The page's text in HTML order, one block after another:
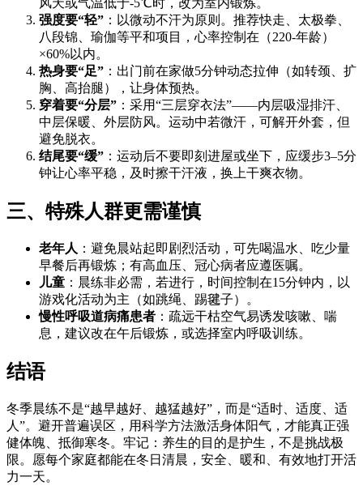
风天或气温低于-5℃时，改为室内锻炼。
强度要“轻” ：以微动不汗为原则。推荐快走、太极拳、
八段锦、瑜伽等平和项目，心率控制在（220-年龄）
×60%以内。
热身要“足” ：出门前在家做5分钟动态拉伸（如转颈、扩
胸、高抬腿），让身体预热。
穿着要“分层” ：采用“三层穿衣法”——内层吸湿排汗、
中层保暖、外层防风。运动中若微汗，可解开外套，但
避免脱衣。
结尾要“缓” ：运动后不要即刻进屋或坐下，应缓步3–5分
钟让心率平稳，及时擦干汗液，换上干爽衣物。
三、特殊人群更需谨慎
老年人 ：避免晨站起即剧烈活动，可先喝温水、吃少量
早餐后再锻炼；有高血压、冠心病者应遵医嘱。
儿童 ：晨练非必需，若进行，时间控制在15分钟内，以
游戏化活动为主（如跳绳、踢毽子）。
慢性呼吸道病痛患者 ：疏远干枯空气易诱发咳嗽、喘
息，建议改在午后锻炼，或选择室内呼吸训练。
结语
冬季晨练不是“越早越好、越猛越好”，而是“适时、适度、适
人”。避开普遍误区，用科学方法激活身体阳气，才能真正强
健体魄、抵御寒冬。牢记：养生的目的是护生，不是挑战极
限。愿每个家庭都能在冬日清晨，安全、暖和、有效地打开活
力一天。